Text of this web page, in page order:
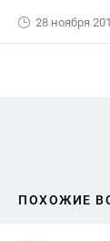
28 ноября
ПОХОЖИЕ